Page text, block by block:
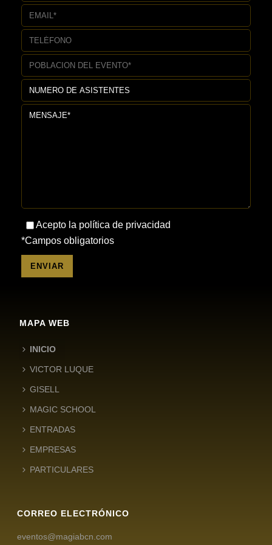
Acepto la política de privacidad
*Campos obligatorios
MAPA WEB
INICIO
VICTOR LUQUE
GISELL
MAGIC SCHOOL
ENTRADAS
EMPRESAS
PARTICULARES
CORREO ELECTRÓNICO
eventos@magiabcn.com